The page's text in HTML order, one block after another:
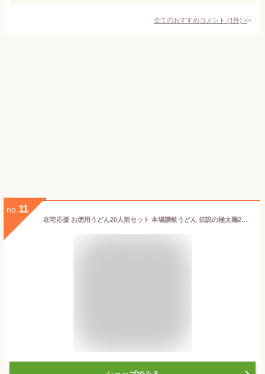
全てのおすすめコメント (1件) >
no. 11
在宅応援 お徳用うどん20人前セット 本場讃岐うどん 伝説の極太麺20人前(200g×10袋) 自然の館 簡易包装 送料無料 麺 訳あり